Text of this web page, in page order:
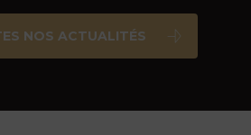
NOS ACTUALITÉS